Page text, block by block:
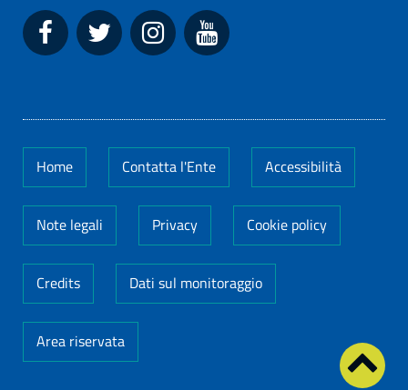
Home Contatta l'Ente Accessibilità
Note legali Privacy Cookie policy
Credits Dati sul monitoraggio
Area riservata